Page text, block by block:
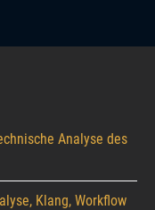
Analyse des
Klang, Workflow